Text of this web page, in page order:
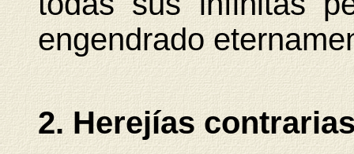
engendrado
2. Herejías